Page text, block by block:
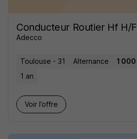
Conducteur Routier Hf H/F
Adecco
Toulouse - 31 Alternance
1
1 an
Voir l’offre